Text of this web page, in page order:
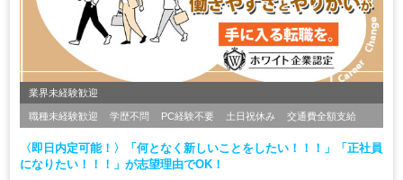
業界未経験歓迎
職種未経験歓迎 学歴不問 PC経験不要 土日祝休み 交通費全額支給
〈即日内定可能！〉「何となく新しいことをしたい！！！」「正社員
になりたい！！！」が志望理由でOK！